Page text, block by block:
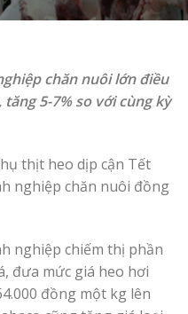
chăn nuôi lớn điều
tăng 5-7% so với cùng kỳ
thịt heo dịp cận Tết
nghiệp chăn nuôi đồng
nghiệp chiếm thị phần
đưa mức giá heo hơi
đồng một kg lên